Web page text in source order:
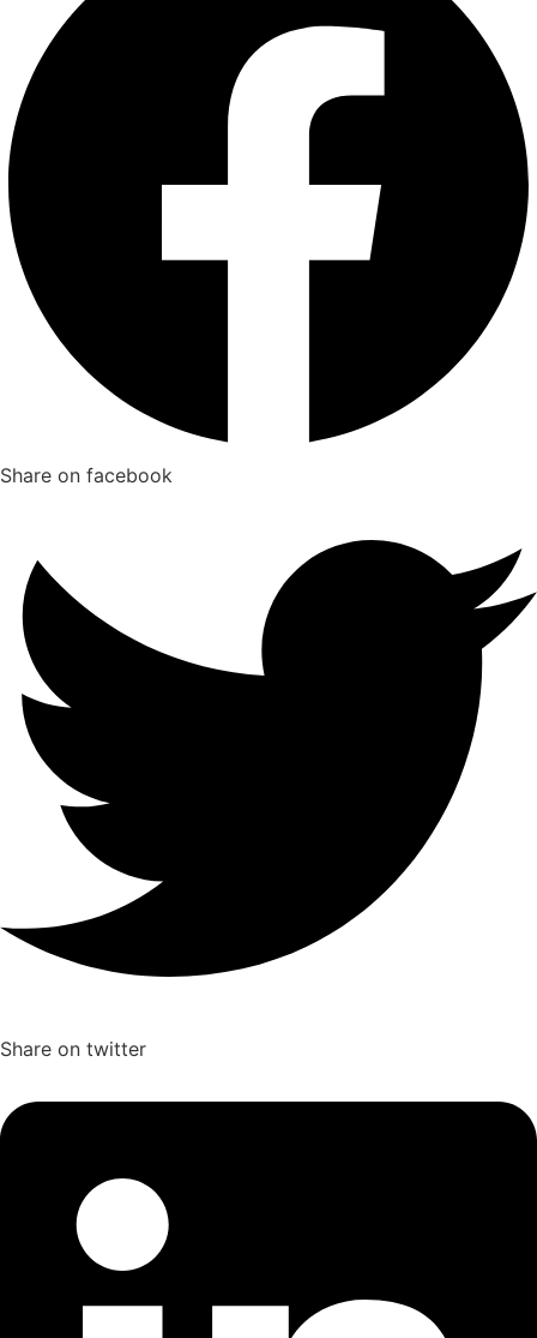
Share on facebook
Share on twitter